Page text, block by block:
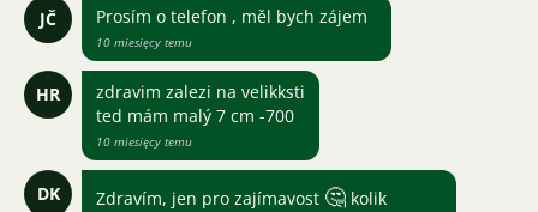
JČ Prosím o telefon , měl bych zájem
10 miesięcy temu
HR
zdravim zalezi na velikksti
ted mám malý 7 cm -700
10 miesięcy temu
DK Zdravím, jen pro zajímavost 🤔 kolik